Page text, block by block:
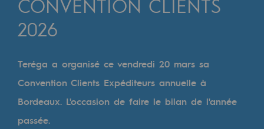
Transversalité et Collaboratif
Une organisation certifiée
Notre organisation
Notre organisation
CONVENTION CLIENTS
2026
Teréga a organisé ce vendredi 20 mars sa
Convention Clients Expéditeurs annuelle à
Bordeaux. L'occasion de faire le bilan de l'année
passée.